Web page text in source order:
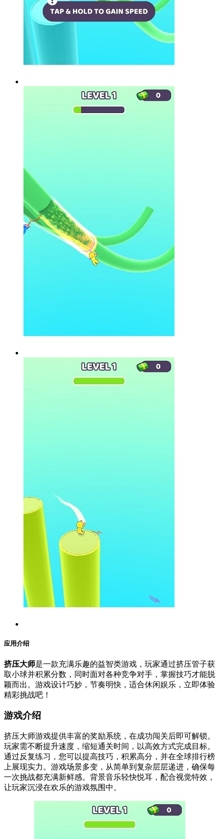
应用介绍
挤压大师是一款充满乐趣的益智类游戏，玩家通过挤压管子获
取小球并积累分数，同时面对各种竞争对手，掌握技巧才能脱
颖而出。游戏设计巧妙，节奏明快，适合休闲娱乐，立即体验
精彩挑战吧！
游戏介绍
挤压大师游戏提供丰富的奖励系统，在成功闯关后即可解锁。
玩家需不断提升速度，缩短通关时间，以高效方式完成目标。
通过反复练习，您可以提高技巧，积累高分，并在全球排行榜
上展现实力。游戏场景多变，从简单到复杂层层递进，确保每
一次挑战都充满新鲜感。背景音乐轻快悦耳，配合视觉特效，
让玩家沉浸在欢乐的游戏氛围中。